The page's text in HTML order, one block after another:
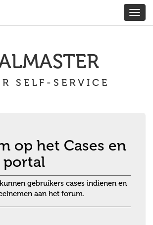
SELF-SERVICE
op het Cases en
portal
gebruikers cases indienen en
aan het forum.